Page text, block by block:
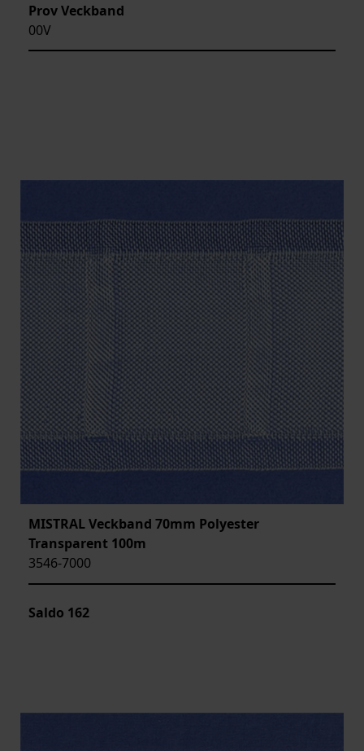
Prov Veckband
00V
MISTRAL Veckband 70mm Polyester
Transparent 100m
3546-7000
Saldo 162